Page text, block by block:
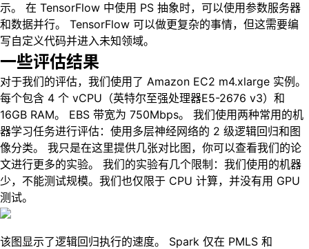
示。 在 TensorFlow 中使用 PS 抽象时，可以使用参数服务器
和数据并行。 TensorFlow 可以做更复杂的事情，但这需要编
写自定义代码并进入未知领域。
一些评估结果
对于我们的评估，我们使用了 Amazon EC2 m4.xlarge 实例。
每个包含 4 个 vCPU（英特尔至强处理器E5-2676 v3）和
16GB RAM。 EBS 带宽为 750Mbps。 我们使用两种常用的机
器学习任务进行评估：使用多层神经网络的 2 级逻辑回归和图
像分类。 我只是在这里提供几张对比图，你可以查看我们的论
文进行更多的实验。 我们的实验有几个限制：我们使用的机器
少，不能测试规模。我们也仅限于 CPU 计算，并没有用 GPU
测试。
该图显示了逻辑回归执行的速度。 Spark 仅在 PMLS 和